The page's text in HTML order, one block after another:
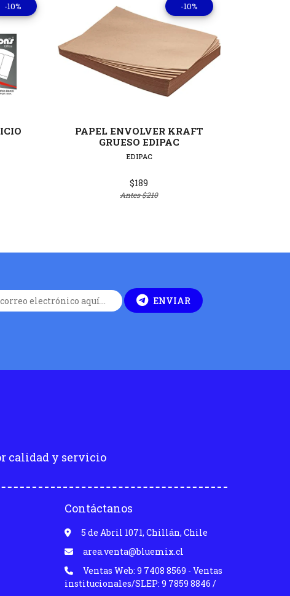
-10% -10%
PAPEL ENVOLVER KRAFT
GRUESO EDIPAC
EDIPAC
Ver detalles
$189
Antes$210
ENVIAR
calidad y servicio
Contáctanos
5 de Abril 1071, Chillán, Chile
area.venta@bluemix.cl
Ventas Web: 9 7408 8569 - Ventas
institucionales/SLEP: 9 7859 8846 /